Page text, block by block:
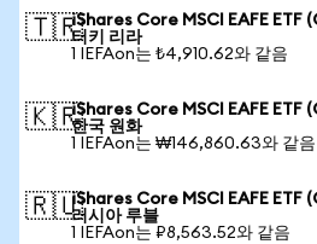
🇹🇷iShares Core MSCI EAFE ETF
터키 리라
1 IEFAon는 ₺4,910.62와 같음
🇰🇷iShares Core MSCI EAFE ETF
한국 원화
1 IEFAon는 ₩146,860.63와 같음
🇷🇺iShares Core MSCI EAFE ETF
러시아 루블
1 IEFAon는 ₽8,563.52와 같음